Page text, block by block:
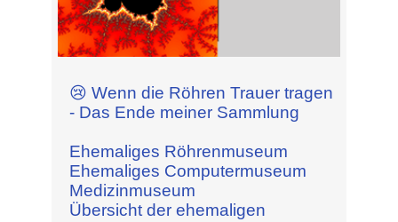
😢 Wenn die Röhren Trauer tragen
- Das Ende meiner Sammlung
Ehemaliges Röhrenmuseum
Ehemaliges Computermuseum
Medizinmuseum
Übersicht der ehemaligen